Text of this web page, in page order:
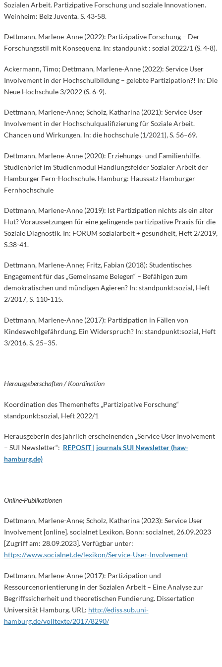
Sozialen Arbeit. Partizipative Forschung und soziale Innovationen.
Weinheim: Belz Juventa. S. 43-58.
Dettmann, Marlene-Anne (2022): Partizipative Forschung – Der
Forschungsstil mit Konsequenz. In: standpunkt : sozial 2022/1 (S. 4-8).
Ackermann, Timo; Dettmann, Marlene-Anne (2022): Service User
Involvement in der Hochschulbildung – gelebte Partizipation?! In: Die
Neue Hochschule 3/2022 (S. 6-9).
Dettmann, Marlene-Anne; Scholz, Katharina (2021): Service User
Involvement in der Hochschulqualifizierung für Soziale Arbeit.
Chancen und Wirkungen. In: die hochschule (1/2021), S. 56–69.
Dettmann, Marlene-Anne (2020): Erziehungs- und Familienhilfe.
Studienbrief im Studienmodul Handlungsfelder Sozialer Arbeit der
Hamburger Fern-Hochschule. Hamburg: Haussatz Hamburger
Fernhochschule
Dettmann, Marlene-Anne (2019): Ist Partizipation nichts als ein alter
Hut? Voraussetzungen für eine gelingende partizipative Praxis für die
Soziale Diagnostik. In: FORUM sozialarbeit + gesundheit, Heft 2/2019,
S.38-41.
Dettmann, Marlene-Anne; Fritz, Fabian (2018): Studentisches
Engagement für das „Gemeinsame Belegen“ – Befähigen zum
demokratischen und mündigen Agieren? In: standpunkt:sozial, Heft
2/2017, S. 110-115.
Dettmann, Marlene-Anne (2017): Partizipation in Fällen von
Kindeswohlgefährdung. Ein Widerspruch? In: standpunkt:sozial, Heft
3/2016, S. 25–35.
Herausgeberschaften / Koordination
Koordination des Themenhefts „Partizipative Forschung“
standpunkt:sozial, Heft 2022/1
Herausgeberin des jährlich erscheinenden „Service User Involvement
– SUI Newsletter“: REPOSIT | journals SUI Newsletter (haw-
hamburg.de)
Online-Publikationen
Dettmann, Marlene-Anne; Scholz, Katharina (2023): Service User
Involvement [online]. socialnet Lexikon. Bonn: socialnet, 26.09.2023
[Zugriff am: 28.09.2023]. Verfügbar unter:
https://www.socialnet.de/lexikon/Service-User-Involvement
Dettmann, Marlene-Anne (2017): Partizipation und
Ressourcenorientierung in der Sozialen Arbeit – Eine Analyse zur
Begriffssicherheit und theoretischen Fundierung. Dissertation
Universität Hamburg. URL: http://ediss.sub.uni-
hamburg.de/volltexte/2017/8290/